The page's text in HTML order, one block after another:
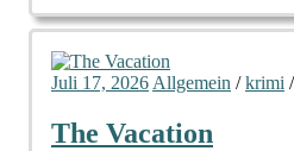
Juli 17, 2026 Allgemein /krimi /
The Vacation